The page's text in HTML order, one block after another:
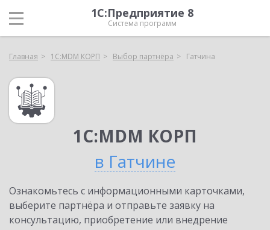
1С:Предприятие 8
Система программ
Главная 1С:MDM КОРП Выбор партнёра Гатчина
1С:MDM КОРП
в Гатчине
Ознакомьтесь с информационными карточками,
выберите партнёра и отправьте заявку на
консультацию, приобретение или внедрение